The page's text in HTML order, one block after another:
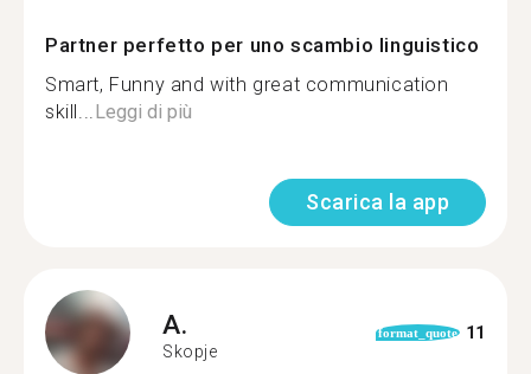
Partner perfetto per uno scambio linguistico
Smart, Funny and with great communication
skill...Leggi di più
Scarica la app
A.
Skopje
format_quote 11